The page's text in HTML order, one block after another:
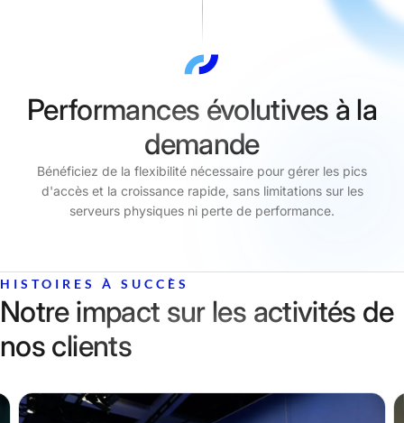
Performances évolutives à la
demande
Bénéficiez de la flexibilité nécessaire pour gérer les pics
d'accès et la croissance rapide, sans limitations sur les
serveurs physiques ni perte de performance.
HISTOIRES À SUCCÈS
Notre impact sur les activités de
nos clients